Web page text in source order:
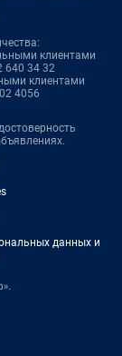
клиентами
640 34 32
клиентами
4056
данных и